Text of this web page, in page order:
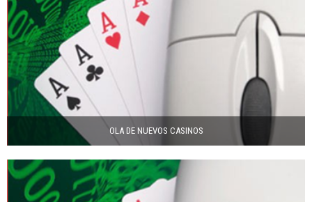
OLA DE NUEVOS CASINOS